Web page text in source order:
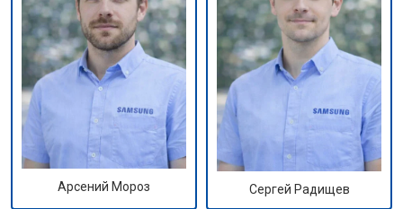
Арсений Мороз Сергей Радищев